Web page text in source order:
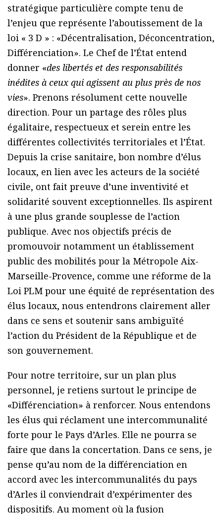
stratégique particulière compte tenu de
l’enjeu que représente l’aboutissement de la
loi « 3 D » : «Décentralisation, Déconcentration,
Différenciation». Le Chef de l’État entend
donner «des libertés et des responsabilités
inédites à ceux qui agissent au plus près de nos
vies». Prenons résolument cette nouvelle
direction. Pour un partage des rôles plus
égalitaire, respectueux et serein entre les
différentes collectivités territoriales et l’État.
Depuis la crise sanitaire, bon nombre d’élus
locaux, en lien avec les acteurs de la société
civile, ont fait preuve d’une inventivité et
solidarité souvent exceptionnelles. Ils aspirent
à une plus grande souplesse de l’action
publique. Avec nos objectifs précis de
promouvoir notamment un établissement
public des mobilités pour la Métropole Aix-
Marseille-Provence, comme une réforme de la
Loi PLM pour une équité de représentation des
élus locaux, nous entendrons clairement aller
dans ce sens et soutenir sans ambiguïté
l’action du Président de la République et de
son gouvernement.
Pour notre territoire, sur un plan plus
personnel, je retiens surtout le principe de
«Différenciation» à renforcer. Nous entendons
les élus qui réclament une intercommunalité
forte pour le Pays d’Arles. Elle ne pourra se
faire que dans la concertation. Dans ce sens, je
pense qu’au nom de la différenciation en
accord avec les intercommunalités du pays
d’Arles il conviendrait d’expérimenter des
dispositifs. Au moment où la fusion